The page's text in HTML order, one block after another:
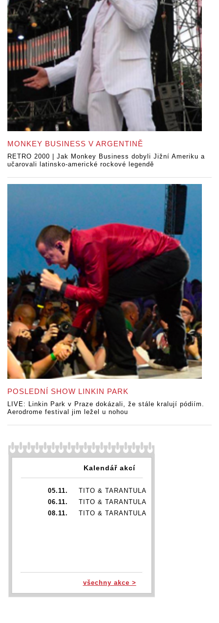
MONKEY BUSINESS V ARGENTINĚ
RETRO 2000 | Jak Monkey Business dobyli Jižní Ameriku a
učarovali latinsko-americké rockové legendě
POSLEDNÍ SHOW LINKIN PARK
LIVE: Linkin Park v Praze dokázali, že stále kralují pódiím.
Aerodrome festival jim ležel u nohou
Kalendář akcí
05.11.
TITO & TARANTULA
06.11.
TITO & TARANTULA
08.11.
TITO & TARANTULA
všechny akce >